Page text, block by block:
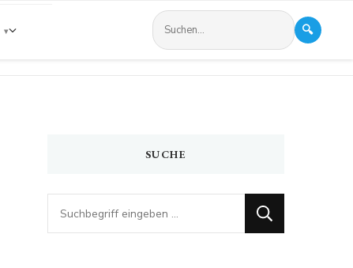
🔍
SUCHE
Looking
for